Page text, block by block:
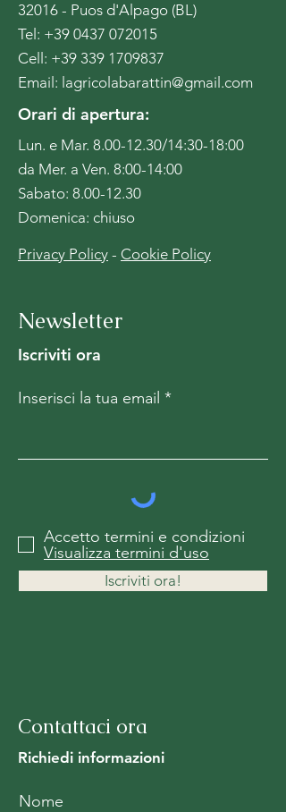
32016 - Puos d'Alpago (BL)
Tel: +39 0437 072015
Cell: +39 339 1709837
Email: lagricolabarattin@gmail.com
Orari di apertura:
Lun. e Mar. 8.00-12.30/14:30-18:00
da Mer. a Ven. 8:00-14:00
Sabato: 8.00-12.30
Domenica: chiuso
Privacy Policy - Cookie Policy
Newsletter
Iscriviti ora
Inserisci la tua email
Accetto termini e condizioni
Visualizza termini d'uso
Iscriviti ora!
Contattaci ora
Richiedi informazioni
Nome